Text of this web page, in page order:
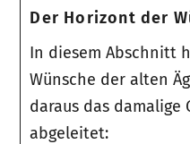
Der Horizont der
In diesem Abschnitt
Wünsche der alten
daraus das damalige
abgeleitet: